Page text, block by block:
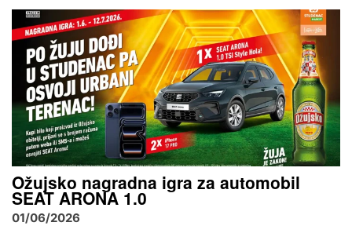
Ožujsko nagradna igra za automobil
SEAT ARONA 1.0
01/06/2026